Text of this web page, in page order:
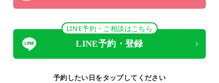
LINE予約・ご相談はこちら
LINE予約・登録
予約したい日をタップしてください